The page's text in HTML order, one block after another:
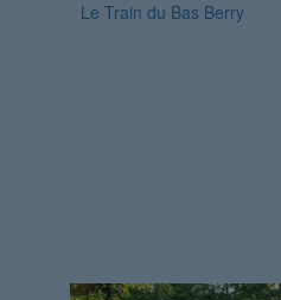
Le Train du Bas Berry